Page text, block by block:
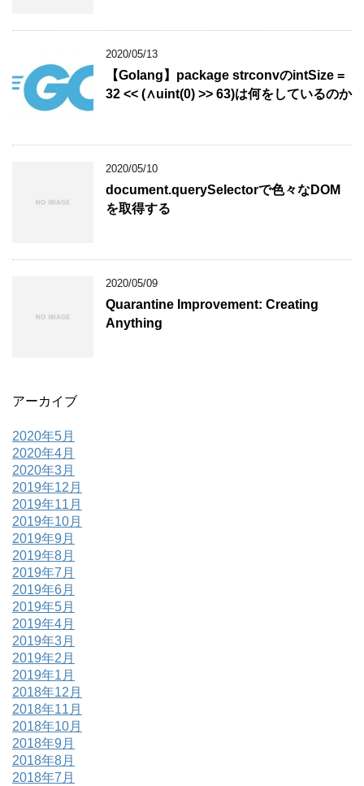
2020/05/13
【Golang】package strconvのintSize =
32 << (∧uint(0) >> 63)は何をしているのか
2020/05/10
document.querySelectorで色々なDOM
を取得する
2020/05/09
Quarantine Improvement: Creating
Anything
アーカイブ
2020年5月
2020年4月
2020年3月
2019年12月
2019年11月
2019年10月
2019年9月
2019年8月
2019年7月
2019年6月
2019年5月
2019年4月
2019年3月
2019年2月
2019年1月
2018年12月
2018年11月
2018年10月
2018年9月
2018年8月
2018年7月